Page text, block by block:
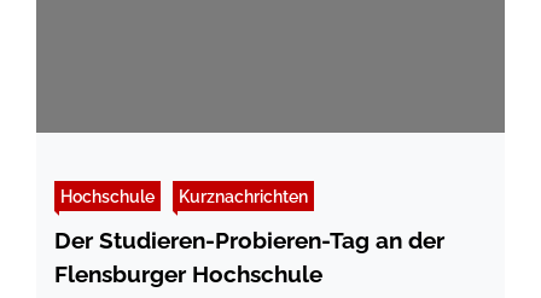
Hochschule Kurznachrichten
Der Studieren-Probieren-Tag an der
Flensburger Hochschule